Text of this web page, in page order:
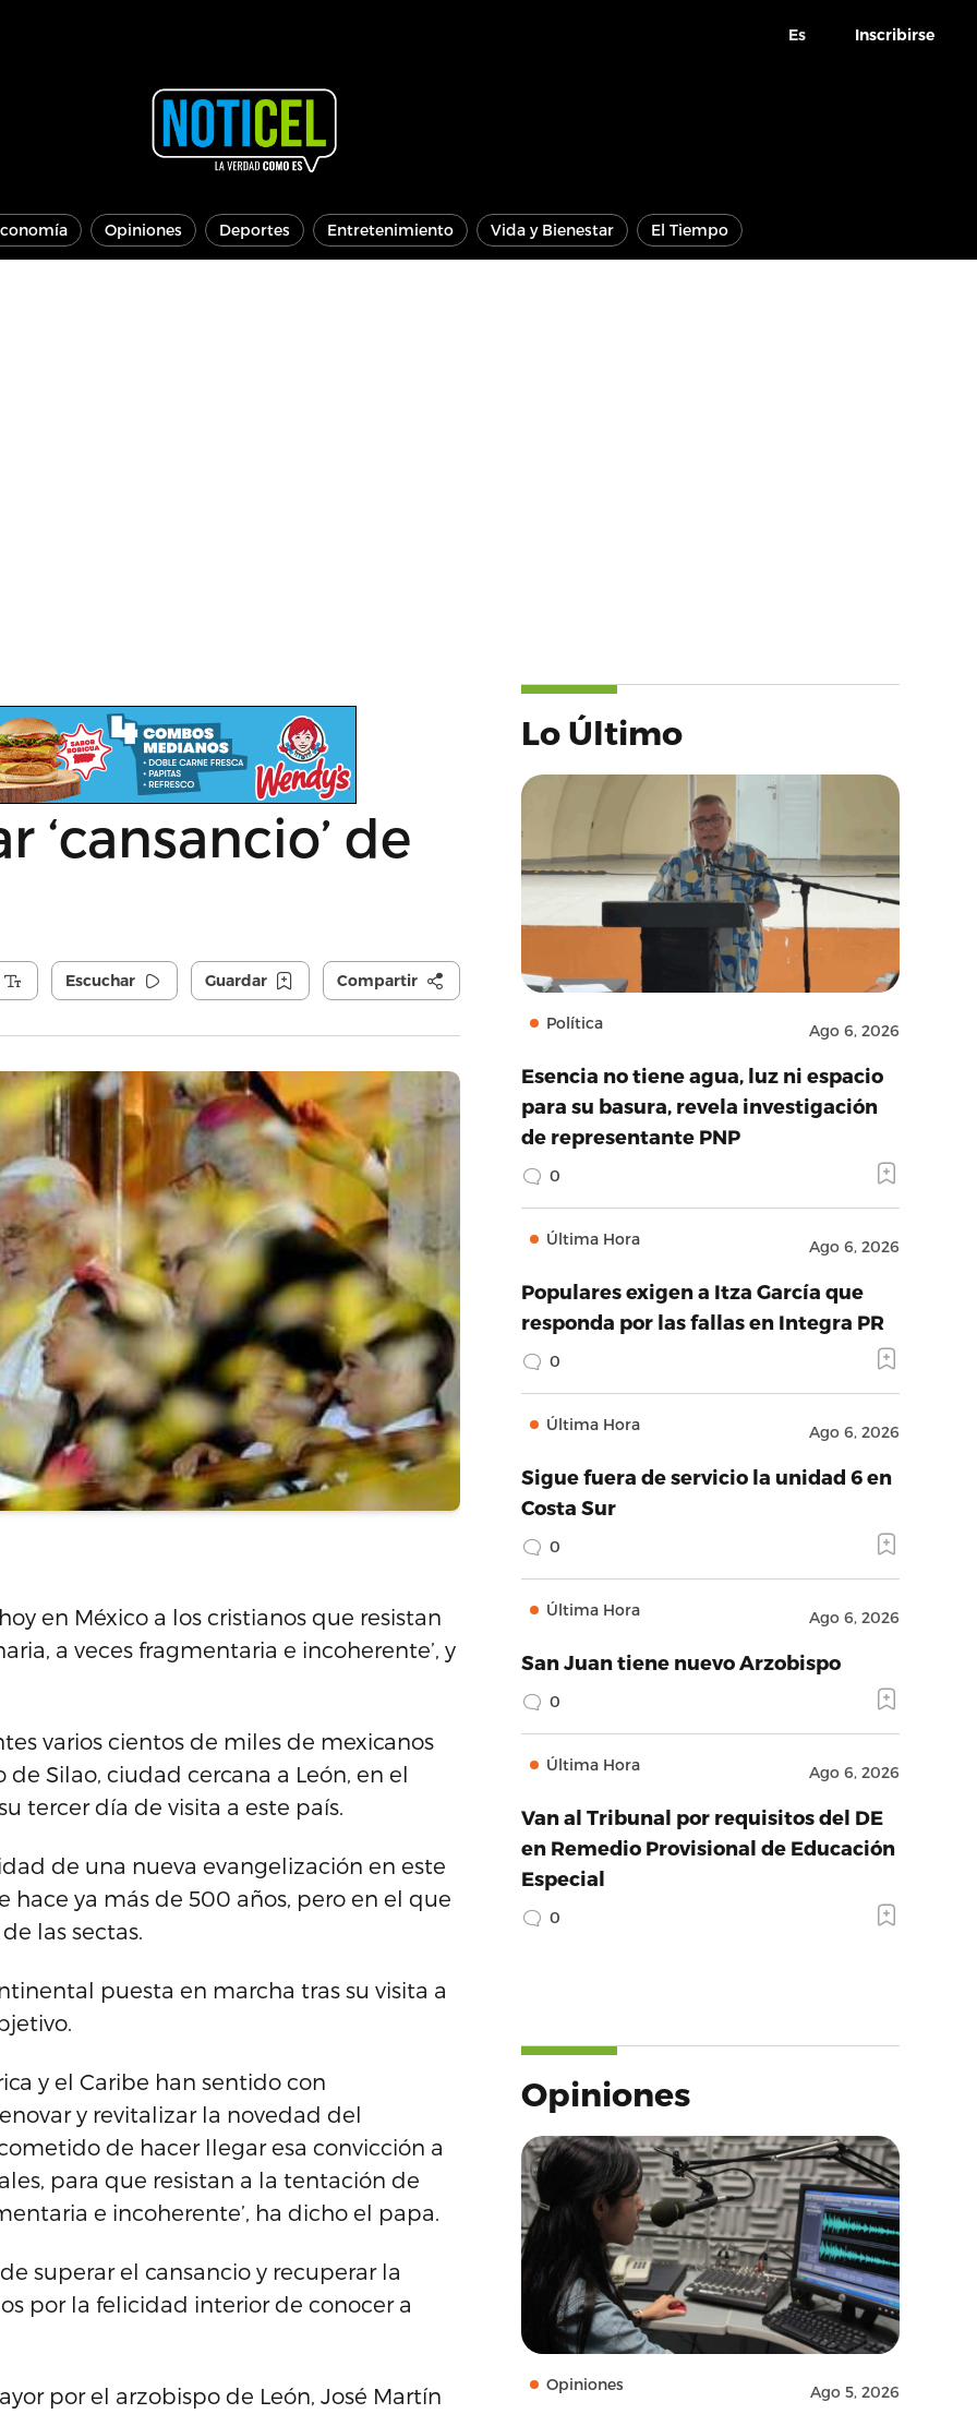
Es Inscribirse
Opiniones Deportes Entretenimiento Vida y Bienestar El Tiempo
‘cansancio’ de
Escuchar Guardar Compartir
en México a los cristianos que resistan
a veces fragmentaria e incoherente’, y
varios cientos de miles de mexicanos
Silao, ciudad cercana a León, en el
tercer día de visita a este país.
de una nueva evangelización en este
ya más de 500 años, pero en el que
las sectas.
puesta en marcha tras su visita a
y el Caribe han sentido con
y revitalizar la novedad del
de hacer llegar esa convicción a
para que resistan a la tentación de
e incoherente’, ha dicho el papa.
superar el cansancio y recuperar la
por la felicidad interior de conocer a
por el arzobispo de León, José Martín
Lo Último
Política Ago 6, 2026
Esencia no tiene agua, luz ni espacio
para su basura, revela investigación
de representante PNP
0
Última Hora Ago 6, 2026
Populares exigen a Itza García que
responda por las fallas en Integra PR
0
Última Hora Ago 6, 2026
Sigue fuera de servicio la unidad 6 en
Costa Sur
0
Última Hora Ago 6, 2026
San Juan tiene nuevo Arzobispo
0
Última Hora Ago 6, 2026
Van al Tribunal por requisitos del DE
en Remedio Provisional de Educación
Especial
0
Opiniones
Opiniones Ago 5, 2026